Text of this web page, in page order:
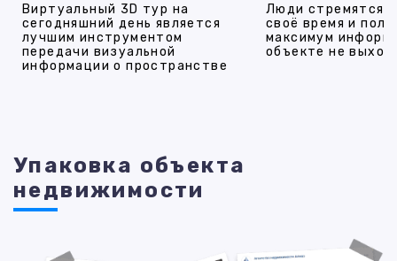
Виртуальный 3D тур на
сегодняшний день является
лучшим инструментом
передачи визуальной
информации о пространстве
Люди стремятся
своё время и
максимум
объекте не
Упаковка объекта
недвижимости